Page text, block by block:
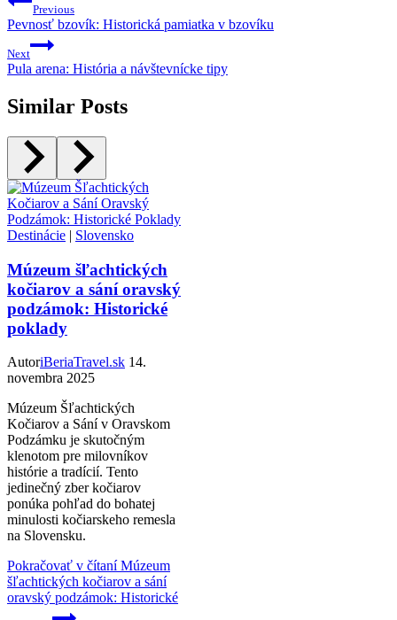
Previous
Pevnosť bzovík: Historická pamiatka v bzovíku
Next
Pula arena: História a návštevnícke tipy
Similar Posts
Destinácie | Slovensko
Múzeum šľachtických
kočiarov a sání oravský
podzámok: Historické
poklady
AutoriBeriaTravel.sk 14.
novembra 2025
Múzeum Šľachtických
Kočiarov a Sání v Oravskom
Podzámku je skutočným
klenotom pre milovníkov
histórie a tradícií. Tento
jedinečný zber kočiarov
ponúka pohľad do bohatej
minulosti kočiarskeho remesla
na Slovensku.
Pokračovať v čítaníMúzeum
šľachtických kočiarov a sání
oravský podzámok: Historické